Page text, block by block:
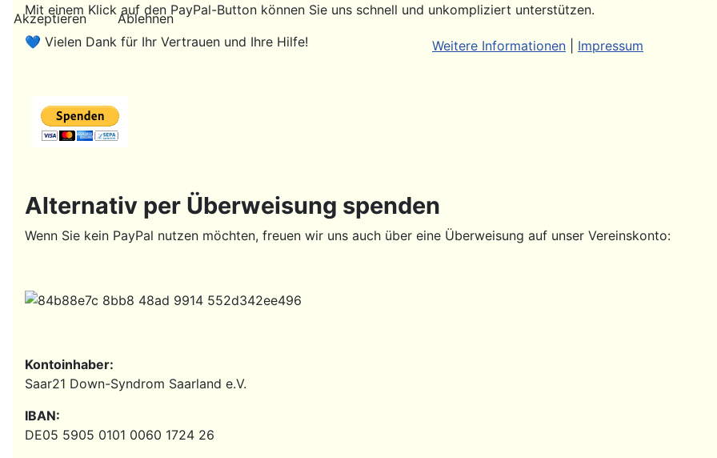
Mit einem Klick auf den PayPal-Button können Sie uns schnell und unkompliziert unterstützen.
💙 Vielen Dank für Ihr Vertrauen und Ihre Hilfe!
Alternativ per Überweisung spenden
Wenn Sie kein PayPal nutzen möchten, freuen wir uns auch über eine Überweisung auf unser Vereinskonto:
Kontoinhaber:
Saar21 Down-Syndrom Saarland e.V.
IBAN:
DE05 5905 0101 0060 1724 26
Akzeptieren
Ablehnen
Weitere Informationen
Impressum